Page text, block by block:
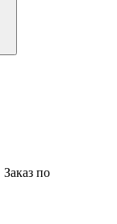
Заказ по